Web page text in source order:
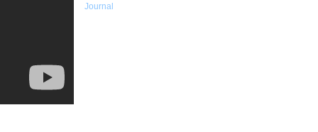
Journal